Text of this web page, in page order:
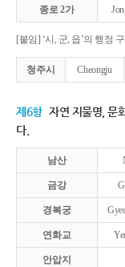
종로 2가
[붙임] ‘시, 군, 읍’의 행정
청주시 Cheongju
제6항 자연 지물명, 문
다.
남산
금강
경복궁
연화교
안압지